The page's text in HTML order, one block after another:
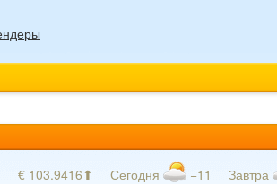
€ 103.9416⬆ Сегодня −11 Завтра